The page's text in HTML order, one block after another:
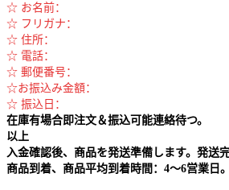
☆ お名前：
☆ フリガナ：
☆ 住所：
☆ 電話：
☆ 郵便番号：
☆お振込み金額：
☆ 振込日：
在庫有場合即注文＆振込可能連絡待つ。
以上
入金確認後、商品を発送準備します。発送
商品到着、商品平均到着時間：4～6営業日。